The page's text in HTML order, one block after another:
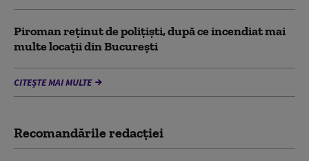
Piroman reţinut de poliţişti, după ce incendiat mai
multe locaţii din București
CITEȘTE MAI MULTE
Recomandările redacţiei